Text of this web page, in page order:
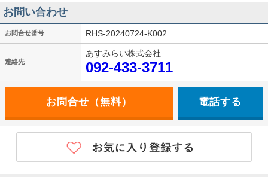
お問い合わせ
お問合せ番号 RHS-20240724-K002
連絡先
あすみらい株式会社
092-433-3711
電話する